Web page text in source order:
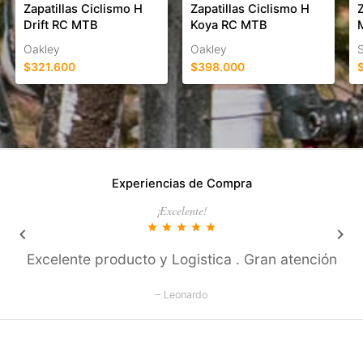
Zapatillas Ciclismo H
Drift RC MTB
Oakley
$321.600
Zapatillas Ciclismo H
Koya RC MTB
Oakley
$398.000
Experiencias de Compra
¡Excelente!
star star star star star
Excelente producto y Logistica . Gran atención
– Leonardo
keyboard_arrow_left keyboard_arrow_right